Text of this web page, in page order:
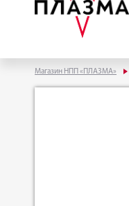
Магазин НПП «ПЛАЗМА»